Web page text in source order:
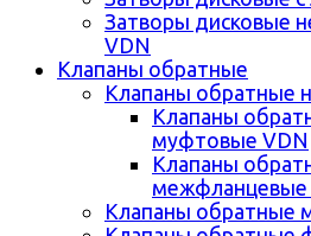
Затворы дисковые
VDN
Клапаны обратные
Клапаны обратные
Клапаны
муфтовые VDN
Клапаны
межфланцевые
Клапаны обратные